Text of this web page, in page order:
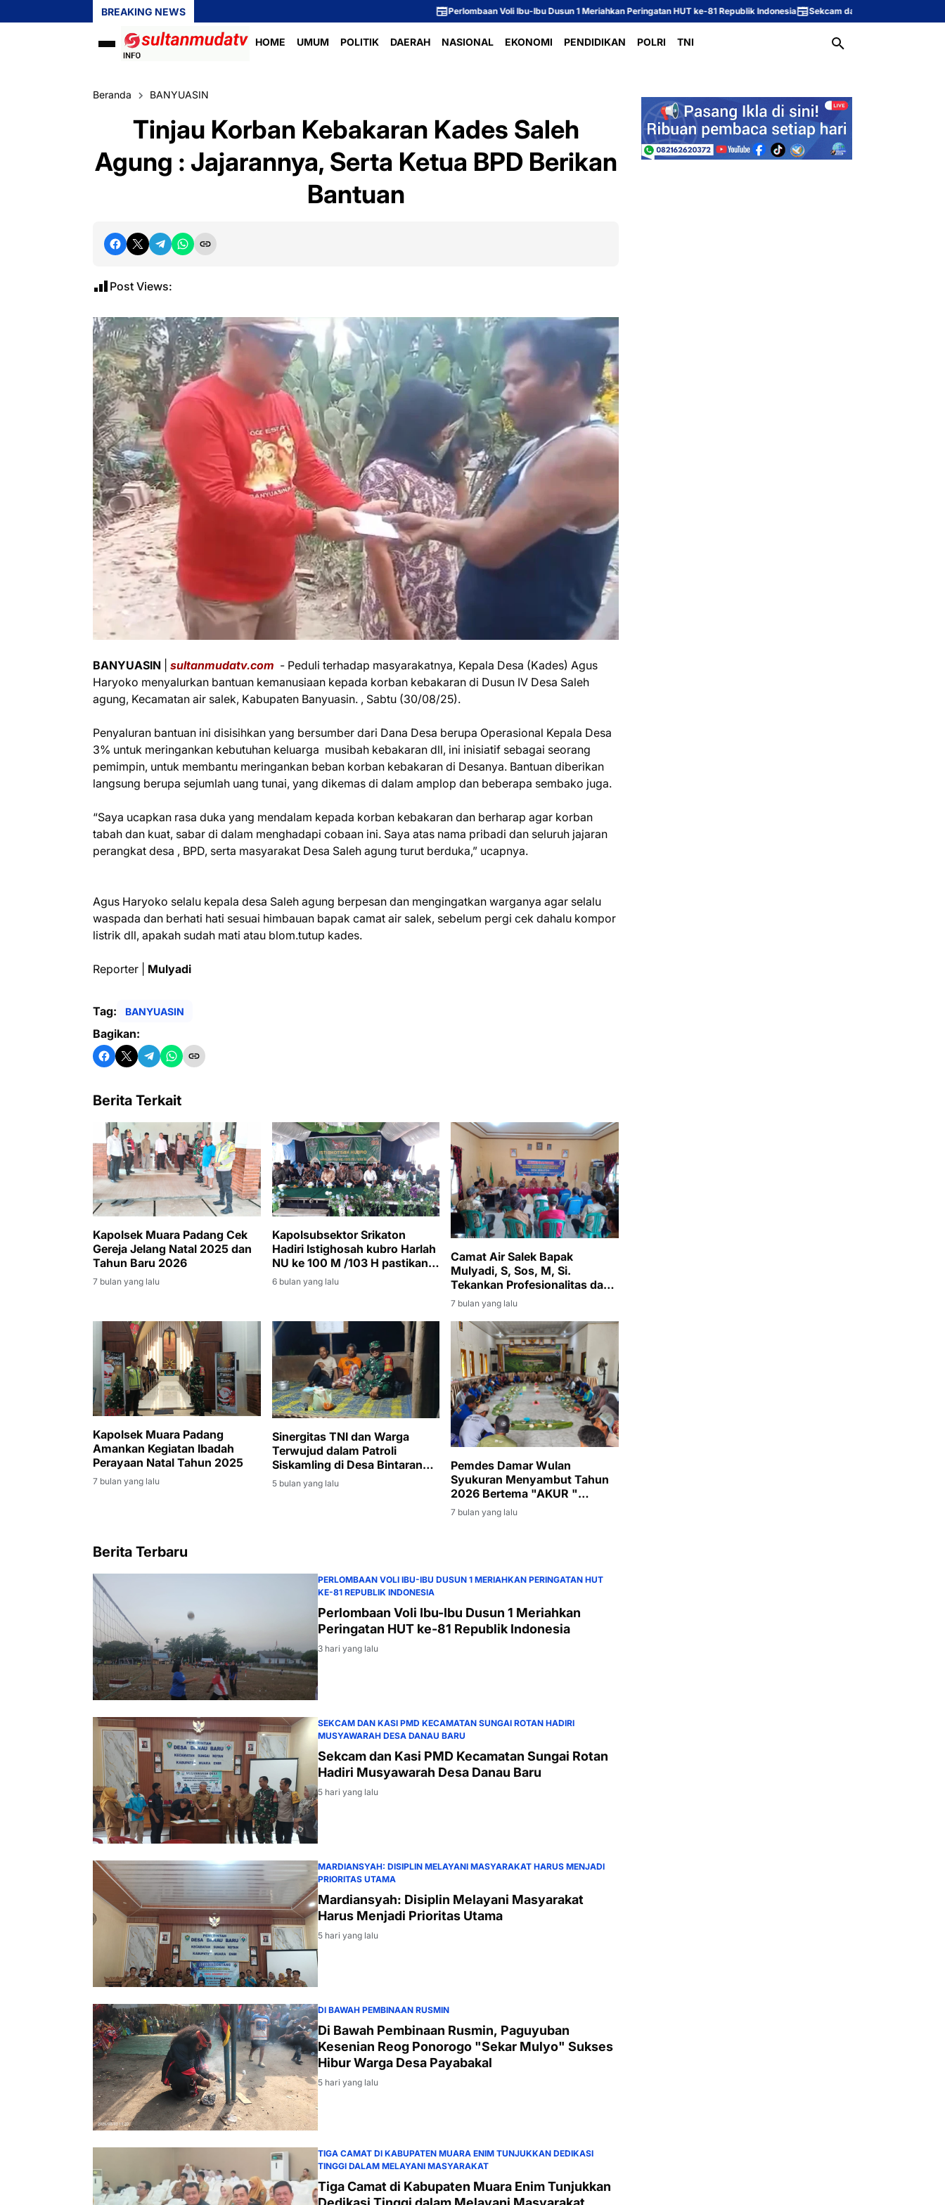
BREAKING NEWS Perlombaan Voli Ibu-Ibu Dusun 1 Meriahkan Peringatan HUT ke-81 Republik Indonesia Sekcam dan Kasi PMD Kecamatan Sungai Rotan
HOME UMUM POLITIK DAERAH NASIONAL EKONOMI PENDIDIKAN POLRI TNI
Beranda BANYUASIN
Tinjau Korban Kebakaran Kades Saleh
Agung : Jajarannya, Serta Ketua BPD Berikan
Bantuan
Post Views:
BANYUASIN sultanmudatv.com - Peduli terhadap masyarakatnya, Kepala Desa (Kades) Agus
Haryoko menyalurkan bantuan kemanusiaan kepada korban kebakaran di Dusun IV Desa Saleh
agung, Kecamatan air salek, Kabupaten Banyuasin. , Sabtu (30/08/25).
Penyaluran bantuan ini disisihkan yang bersumber dari Dana Desa berupa Operasional Kepala Desa
3% untuk meringankan kebutuhan keluarga musibah kebakaran dll, ini inisiatif sebagai seorang
pemimpin, untuk membantu meringankan beban korban kebakaran di Desanya. Bantuan diberikan
langsung berupa sejumlah uang tunai, yang dikemas di dalam amplop dan beberapa sembako juga.
“Saya ucapkan rasa duka yang mendalam kepada korban kebakaran dan berharap agar korban
tabah dan kuat, sabar di dalam menghadapi cobaan ini. Saya atas nama pribadi dan seluruh jajaran
perangkat desa , BPD, serta masyarakat Desa Saleh agung turut berduka,” ucapnya.
Agus Haryoko selalu kepala desa Saleh agung berpesan dan mengingatkan warganya agar selalu
waspada dan berhati hati sesuai himbauan bapak camat air salek, sebelum pergi cek dahalu kompor
listrik dll, apakah sudah mati atau blom.tutup kades.
Reporter | Mulyadi
Tag: BANYUASIN
Bagikan:
Berita Terkait
Kapolsek Muara Padang Cek
Gereja Jelang Natal 2025 dan
Tahun Baru 2026
7 bulan yang lalu
Kapolsubsektor Srikaton
Hadiri Istighosah kubro Harlah
NU ke 100 M /103 H pastikan
Kegiatan Keagamaan Berjalan
Aman dan Kondusif
6 bulan yang lalu
Camat Air Salek Bapak
Mulyadi, S, Sos, M, Si.
Tekankan Profesionalitas dan
Transparansi Pemerintah Desa
7 bulan yang lalu
Kapolsek Muara Padang
Amankan Kegiatan Ibadah
Perayaan Natal Tahun 2025
7 bulan yang lalu
Sinergitas TNI dan Warga
Terwujud dalam Patroli
Siskamling di Desa Bintaran
Banyuasin
5 bulan yang lalu
Pemdes Damar Wulan
Syukuran Menyambut Tahun
2026 Bertema "AKUR "
Amanah Kebersamaan Unggul
Dan Religius
7 bulan yang lalu
Berita Terbaru
PERLOMBAAN VOLI IBU-IBU DUSUN 1 MERIAHKAN PERINGATAN HUT
KE-81 REPUBLIK INDONESIA
Perlombaan Voli Ibu-Ibu Dusun 1 Meriahkan
Peringatan HUT ke-81 Republik Indonesia
3 hari yang lalu
SEKCAM DAN KASI PMD KECAMATAN SUNGAI ROTAN HADIRI
MUSYAWARAH DESA DANAU BARU
Sekcam dan Kasi PMD Kecamatan Sungai Rotan
Hadiri Musyawarah Desa Danau Baru
5 hari yang lalu
MARDIANSYAH: DISIPLIN MELAYANI MASYARAKAT HARUS MENJADI
PRIORITAS UTAMA
Mardiansyah: Disiplin Melayani Masyarakat
Harus Menjadi Prioritas Utama
5 hari yang lalu
DI BAWAH PEMBINAAN RUSMIN
Di Bawah Pembinaan Rusmin, Paguyuban
Kesenian Reog Ponorogo "Sekar Mulyo" Sukses
Hibur Warga Desa Payabakal
5 hari yang lalu
TIGA CAMAT DI KABUPATEN MUARA ENIM TUNJUKKAN DEDIKASI
TINGGI DALAM MELAYANI MASYARAKAT
Tiga Camat di Kabupaten Muara Enim Tunjukkan